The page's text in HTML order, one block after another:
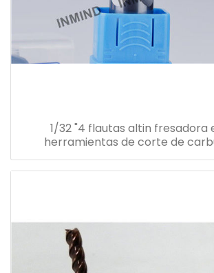
1/32 "4 flautas altin fresadora
herramientas de corte de